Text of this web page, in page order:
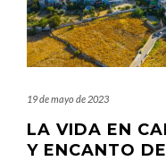
19 de mayo de 2023
LA VIDA EN
Y ENCANTO